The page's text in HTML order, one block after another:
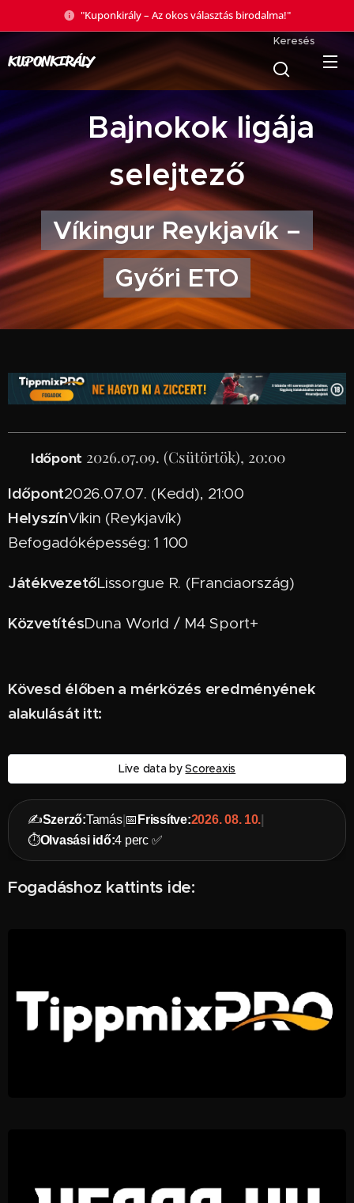
"Kuponkirály – Az okos választás birodalma!"
KUPONKIRÁLY
Keresés
🏆 Bajnokok ligája
selejtező
Víkingur Reykjavík –
Győri ETO
Időpont 2026.07.09. (Csütörtök), 20:00
Időpont2026.07.07. (Kedd), 21:00
HelyszínVíkin (Reykjavík)
Befogadóképesség: 1 100
JátékvezetőLissorgue R. (Franciaország)
KözvetítésDuna World / M4 Sport+
Kövesd élőben a mérközés eredményének
alakulását itt:
Live data byScoreaxis
✍️Szerző:Tamás| 📅 Frissítve:2026. 08. 10.
⏱️Olvasási idő:4 perc ✅
Fogadáshoz kattints ide: